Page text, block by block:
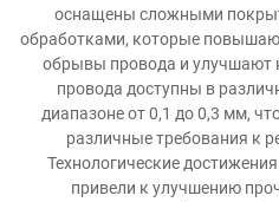
оснащены сложными
обработками, которые
обрывы провода и улучшают
провода доступны в
диапазоне от 0,1 до 0,3 мм,
различные требования к
Технологические
привели к улучшению